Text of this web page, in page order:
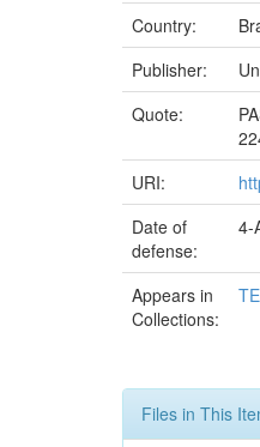
Country:
Publisher:
Quote:
URI:
Date of
defense:
4-
Appears in
Collections:
Files in This